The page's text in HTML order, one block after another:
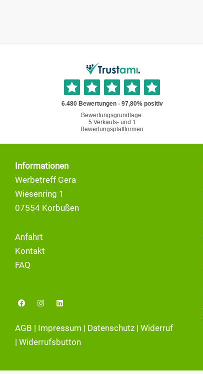
Informationen
Werbetreff Gera
Wiesenring 1
07554 Korbußen
Anfahrt
Kontakt
FAQ
F
a
b
o
o
I
n
a
r
L
i
e
i
AGB | Impressum | Datenschutz | Widerruf
| Widerrufsbutton